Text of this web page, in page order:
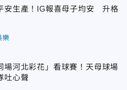
安生產！IG報喜母子均安 升格
樂
場河北彩花」看球賽！天母球場
吐心聲